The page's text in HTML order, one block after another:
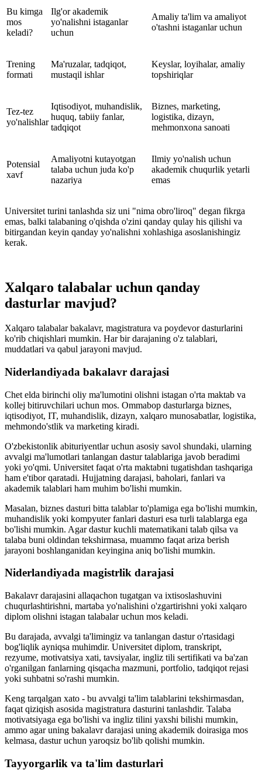
Bu kimga
mos
keladi?
Ilg'or akademik
yo'nalishni istaganlar
uchun
Amaliy ta'lim va amaliyot
o'tashni istaganlar uchun
Trening
formati
Ma'ruzalar, tadqiqot,
mustaqil ishlar
Keyslar, loyihalar, amaliy
topshiriqlar
Tez-tez
yo'nalishlar
Iqtisodiyot, muhandislik,
huquq, tabiiy fanlar,
tadqiqot
Biznes, marketing,
logistika, dizayn,
mehmonxona sanoati
Potensial
xavf
Amaliyotni kutayotgan
talaba uchun juda ko'p
nazariya
Ilmiy yo'nalish uchun
akademik chuqurlik yetarli
emas
Universitet turini tanlashda siz uni "nima obro'liroq" degan fikrga
emas, balki talabaning o'qishda o'zini qanday qulay his qilishi va
bitirgandan keyin qanday yo'nalishni xohlashiga asoslanishingiz
kerak.
Xalqaro talabalar uchun qanday
dasturlar mavjud?
Xalqaro talabalar bakalavr, magistratura va poydevor dasturlarini
ko'rib chiqishlari mumkin. Har bir darajaning o'z talablari,
muddatlari va qabul jarayoni mavjud.
Niderlandiyada bakalavr darajasi
Chet elda birinchi oliy ma'lumotini olishni istagan o'rta maktab va
kollej bitiruvchilari uchun mos. Ommabop dasturlarga biznes,
iqtisodiyot, IT, muhandislik, dizayn, xalqaro munosabatlar, logistika,
mehmondo'stlik va marketing kiradi.
O'zbekistonlik abituriyentlar uchun asosiy savol shundaki, ularning
avvalgi ma'lumotlari tanlangan dastur talablariga javob beradimi
yoki yo'qmi. Universitet faqat o'rta maktabni tugatishdan tashqariga
ham e'tibor qaratadi. Hujjatning darajasi, baholari, fanlari va
akademik talablari ham muhim bo'lishi mumkin.
Masalan, biznes dasturi bitta talablar to'plamiga ega bo'lishi mumkin,
muhandislik yoki kompyuter fanlari dasturi esa turli talablarga ega
bo'lishi mumkin. Agar dastur kuchli matematikani talab qilsa va
talaba buni oldindan tekshirmasa, muammo faqat ariza berish
jarayoni boshlanganidan keyingina aniq bo'lishi mumkin.
Niderlandiyada magistrlik darajasi
Bakalavr darajasini allaqachon tugatgan va ixtisoslashuvini
chuqurlashtirishni, martaba yo'nalishini o'zgartirishni yoki xalqaro
diplom olishni istagan talabalar uchun mos keladi.
Bu darajada, avvalgi ta'limingiz va tanlangan dastur o'rtasidagi
bog'liqlik ayniqsa muhimdir. Universitet diplom, transkript,
rezyume, motivatsiya xati, tavsiyalar, ingliz tili sertifikati va ba'zan
o'rganilgan fanlarning qisqacha mazmuni, portfolio, tadqiqot rejasi
yoki suhbatni so'rashi mumkin.
Keng tarqalgan xato - bu avvalgi ta'lim talablarini tekshirmasdan,
faqat qiziqish asosida magistratura dasturini tanlashdir. Talaba
motivatsiyaga ega bo'lishi va ingliz tilini yaxshi bilishi mumkin,
ammo agar uning bakalavr darajasi uning akademik doirasiga mos
kelmasa, dastur uchun yaroqsiz bo'lib qolishi mumkin.
Tayyorgarlik va ta'lim dasturlari